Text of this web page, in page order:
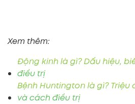
Xem thêm:
Động kinh là gì? Dấu hiệu,
điều trị
Bệnh Huntington là gì?
và cách điều trị